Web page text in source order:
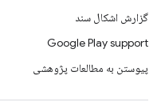
گزارش اشکال سند
Google Play support
پیوستن به مطالعات پژوهشی